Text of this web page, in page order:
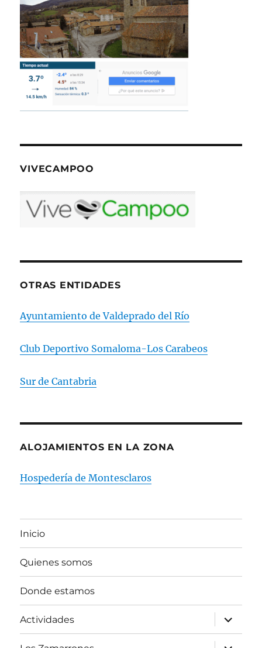
VIVECAMPOO
OTRAS ENTIDADES
Ayuntamiento de Valdeprado del Río
Club Deportivo Somaloma-Los Carabeos
Sur de Cantabria
ALOJAMIENTOS EN LA ZONA
Hospedería de Montesclaros
Inicio
Quienes somos
Donde estamos
Actividades
expande
el
menú
inferior
expande